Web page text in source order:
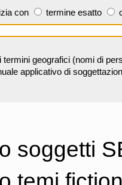
con termine esatto
termini geografici (nomi di
applicativo di
soggetti